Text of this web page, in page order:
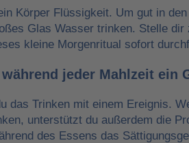
Körper Flüssigkeit. Um gut in
Glas Wasser trinken. Stelle
kleine Morgenritual sofort
jeder Mahlzeit ein
das Trinken mit einem Ereignis.
unterstützt du außerdem die
des Essens das